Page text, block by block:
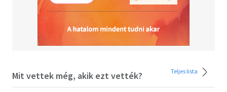
Mit vettek még, akik ezt vették? Teljes lista